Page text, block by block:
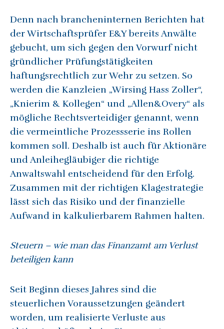
Denn nach brancheninternen Berichten hat
der Wirtschaftsprüfer E&Y bereits Anwälte
gebucht, um sich gegen den Vorwurf nicht
gründlicher Prüfungstätigkeiten
haftungsrechtlich zur Wehr zu setzen. So
werden die Kanzleien „Wirsing Hass Zoller“,
„Knierim & Kollegen“ und „Allen&Overy“ als
mögliche Rechtsverteidiger genannt, wenn
die vermeintliche Prozessserie ins Rollen
kommen soll. Deshalb ist auch für Aktionäre
und Anleihegläubiger die richtige
Anwaltswahl entscheidend für den Erfolg.
Zusammen mit der richtigen Klagestrategie
lässt sich das Risiko und der finanzielle
Aufwand in kalkulierbarem Rahmen halten.
Steuern – wie man das Finanzamt am Verlust
beteiligen kann
Seit Beginn dieses Jahres sind die
steuerlichen Voraussetzungen geändert
worden, um realisierte Verluste aus